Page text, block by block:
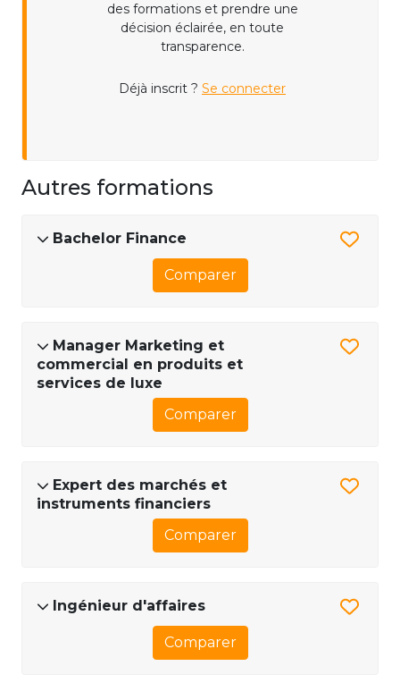
des formations et prendre une
décision éclairée, en toute
transparence.
Déjà inscrit ? Se connecter
Autres formations
Bachelor Finance
Comparer
Manager Marketing et
commercial en produits et
services de luxe
Comparer
Expert des marchés et
instruments financiers
Comparer
Ingénieur d'affaires
Comparer